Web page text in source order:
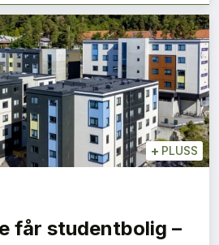
+ PLUSS
får studentbolig –